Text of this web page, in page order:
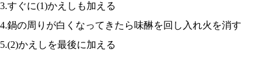
3.すぐに(1)かえしも加える
4.鍋の周りが白くなってきたら味醂を回し入れ火を消す
5.(2)かえしを最後に加える